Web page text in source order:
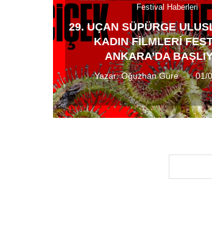
Festival Haberleri
29. UÇAN SÜPÜRGE
KADIN FILMLERI
ANKARA’DA
Yazar:Oğuzhan Güre 01/